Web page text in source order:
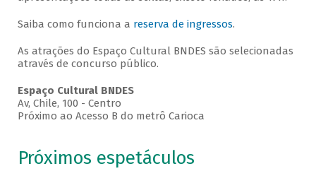
Saiba como funciona a reserva de ingressos.
As atrações do Espaço Cultural BNDES são selecionadas
através de concurso público.
Espaço Cultural BNDES
Av, Chile, 100 - Centro
Próximo ao Acesso B do metrô Carioca
Próximos espetáculos